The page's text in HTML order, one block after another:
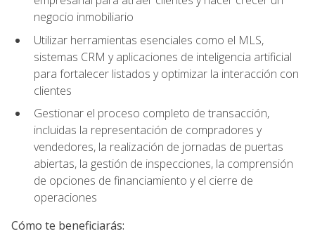
negocio inmobiliario
Utilizar herramientas esenciales como el MLS,
sistemas CRM y aplicaciones de inteligencia artificial
para fortalecer listados y optimizar la interacción con
clientes
Gestionar el proceso completo de transacción,
incluidas la representación de compradores y
vendedores, la realización de jornadas de puertas
abiertas, la gestión de inspecciones, la comprensión
de opciones de financiamiento y el cierre de
operaciones
Cómo te beneficiarás: